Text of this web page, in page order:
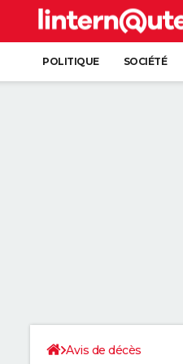
POLITIQUE SOCIÉTÉ
Avis de décès